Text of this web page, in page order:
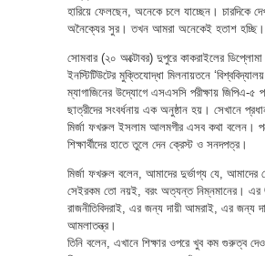
হারিয়ে ফেলছেন, অনেকে চলে যাচ্ছেন। চারদিকে
অনৈক্যের সুর। তখন আমরা অনেকেই হতাশ হচ্ছি।
সোমবার (২০ অক্টোবর) দুপুরে কাকরাইলের ডিপ্লোমা
ইনস্টিটিউটের মুক্তিযোদ্ধা মিলনায়তনে
ম্যাগাজিনের উদ্যোগে এসএসসি পরীক্ষায় জিপিএ-৫
ছাত্রীদের সংবর্ধনায় এক অনুষ্ঠান হয়। সেখানে
মির্জা ফখরুল ইসলাম আলমগীর এসব কথা বলেন।
শিক্ষার্থীদের হাতে তুলে দেন ক্রেস্ট ও সনদপত্র।
মির্জা ফখরুল বলেন, আমাদের দুর্ভাগ্য যে, আমাদের
সেইরকম তো নয়ই, বরং অত্যন্ত নিম্নমানের। এর
রাজনীতিবিদরাই, এর জন্য দায়ী আমরাই, এর জন্য
আমলাতন্ত্র।
তিনি বলেন, এখানে শিক্ষার ওপরে খুব কম গুরুত্ব